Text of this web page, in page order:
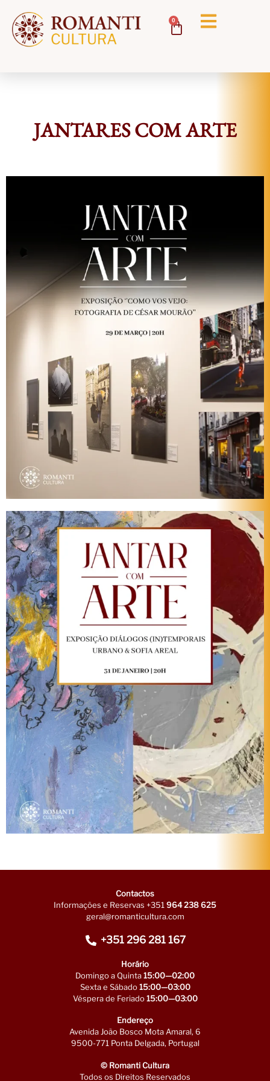
0
JANTARES COM ARTE
Contactos
Informações e Reservas +351 964 238 625
geral@romanticultura.com
+351 296 281 167
Horário
Domingo a Quinta15:00—02:00
Sexta e Sábado15:00—03:00
Véspera de Feriado15:00—03:00
Endereço
Avenida João Bosco Mota Amaral, 6
9500-771 Ponta Delgada, Portugal
© Romanti Cultura
Todos os Direitos Reservados